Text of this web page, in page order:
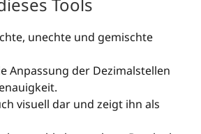
unechte und gemischte
Anpassung der Dezimalstellen
visuell dar und zeigt ihn als